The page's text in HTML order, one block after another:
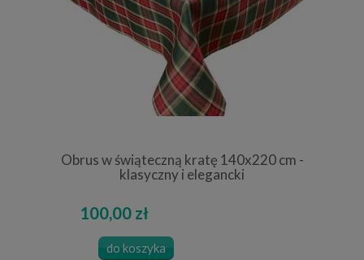
Obrus w świąteczną kratę 140x220 cm -
klasyczny i elegancki
100,00 zł
do koszyka